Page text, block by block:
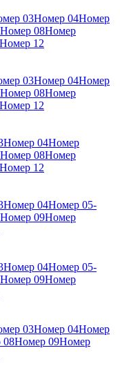
03Номер 04Номер
Номер 08Номер
Номер 12
03Номер 04Номер
Номер 08Номер
Номер 12
Номер 04Номер
Номер 08Номер
Номер 12
Номер 04Номер 05-
Номер 09Номер
Номер 04Номер 05-
Номер 09Номер
03Номер 04Номер
08Номер 09Номер